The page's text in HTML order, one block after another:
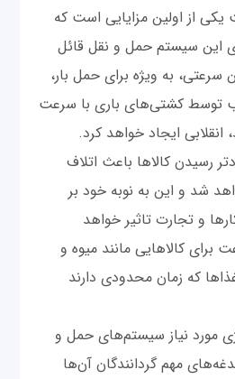
از اولین مزایایی است که
این سیستم حمل و نقل قائل
به ویژه برای حمل بار،
توسط کشتی‌های باری با سرعت
ایجاد خواهد کرد.
رسیدن کالاها باعث اتلاف
شد و این به نوبه خود بر
و تجارت تاثیر خواهد
کالاهایی مانند میوه و
که زمان محدودی دارند
مورد نیاز سیستم‌های حمل و
مهم گردانندگان آن‌ها